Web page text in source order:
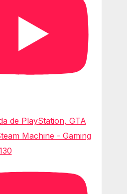
de PlayStation, GTA
Machine - Gaming